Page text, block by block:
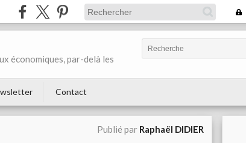
économiques, par-delà les
Contact
Publié par Raphaël DIDIER